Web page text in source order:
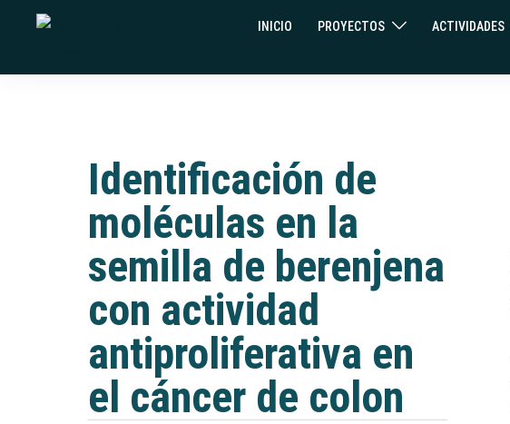
INICIO PROYECTOS ACTIVIDADES
Identificación de
moléculas en la
semilla de berenjena
con actividad
antiproliferativa en
el cáncer de colon